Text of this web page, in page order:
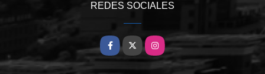
REDES SOCIALES
Facebook
X Instagram